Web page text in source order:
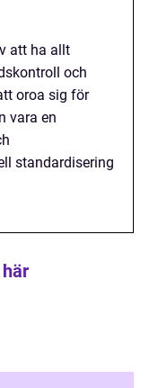
att ha allt
och
oroa sig för
vara en
standardisering